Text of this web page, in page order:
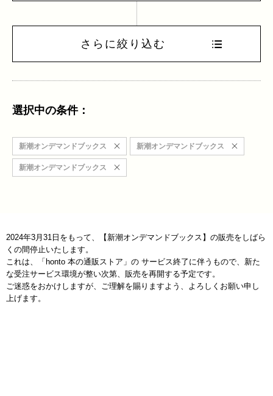
さらに絞り込む
選択中の条件：
新潮オンデマンドブックス 新潮オンデマンドブックス
新潮オンデマンドブックス
2024年3月31日をもって、【新潮オンデマンドブックス】の販売をしばら
くの間停止いたします。
これは、「honto 本の通販ストア」の サービス終了に伴うもので、新た
な受注サービス環境が整い次第、販売を再開する予定です。
ご迷惑をおかけしますが、ご理解を賜りますよう、よろしくお願い申し
上げます。